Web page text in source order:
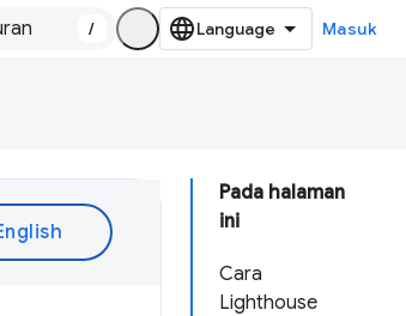
/ Masuk
Pada halaman
ini
Cara
Lighthouse